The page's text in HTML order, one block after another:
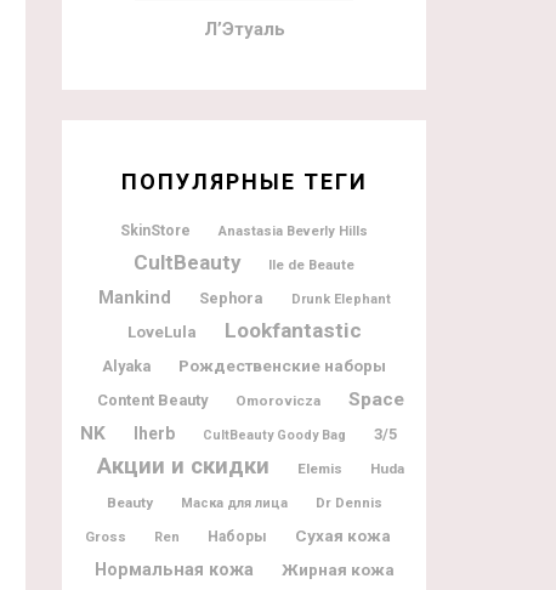
Л’Этуаль
ПОПУЛЯРНЫЕ ТЕГИ
SkinStore Anastasia Beverly Hills
CultBeauty Ile de Beaute
Mankind Sephora Drunk Elephant
LoveLula Lookfantastic
Alyaka Рождественские наборы
Content Beauty Omorovicza
Space
NK
Iherb CultBeauty Goody Bag 3/5
Акции и скидки Elemis
Huda
Beauty
Маска для лица
Dr Dennis
Gross
Ren Наборы Сухая кожа
Нормальная кожа Жирная кожа